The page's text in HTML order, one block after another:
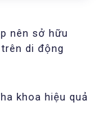
nên sở hữu
di động
khoa hiệu quả